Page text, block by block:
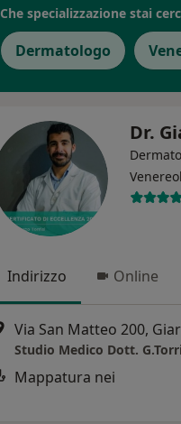
Che specializzazione stai
Dermatologo
Dr.
Indirizzo Online
Via San Matteo 200,
Studio Medico Dott.
Mappatura nei